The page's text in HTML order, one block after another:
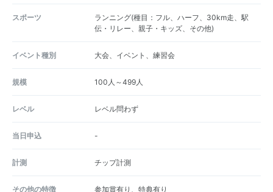
スポーツ
ランニング(種目：フル、ハーフ、30km走、駅
伝・リレー、親子・キッズ、その他)
イベント種別 大会、イベント、練習会
規模 100人～499人
レベル レベル問わず
当日申込 -
計測 チップ計測
その他の特徴 参加賞有り、特典有り